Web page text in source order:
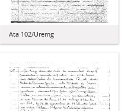
Ata 102/Uremg